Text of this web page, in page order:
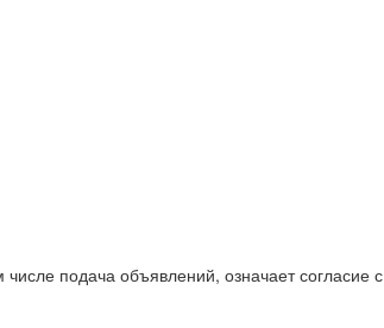
подача объявлений, означает согласие с